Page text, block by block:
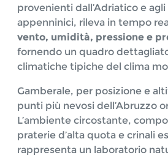
provenienti dall’Adriatico e
appenninici, rileva in tempo
vento, umidità, pressione e
fornendo un quadro
climatiche tipiche del clima
Gamberale, per posizione e
punti più nevosi dell’Abruzzo
L’ambiente circostante,
praterie d’alta quota e crinali
rappresenta un laboratorio